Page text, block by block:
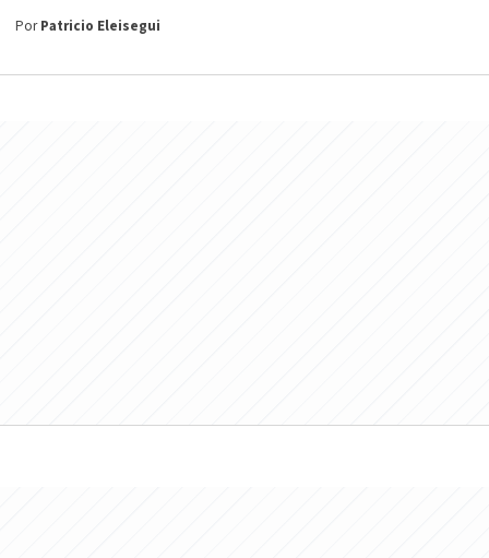
PorPatricio Eleisegui